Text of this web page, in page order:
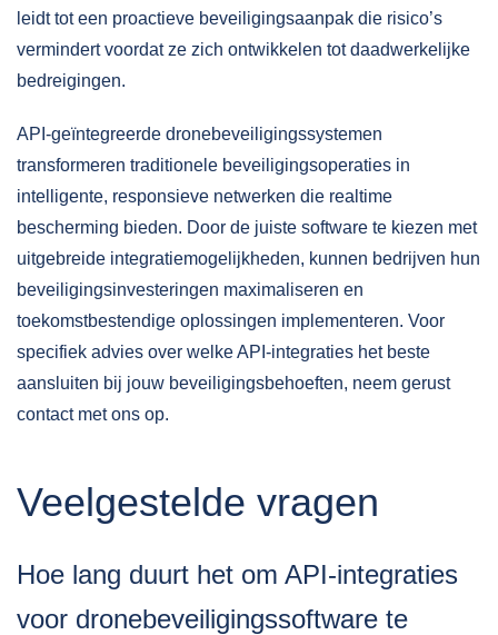
leidt tot een proactieve beveiligingsaanpak die risico’s
vermindert voordat ze zich ontwikkelen tot daadwerkelijke
bedreigingen.
API-geïntegreerde dronebeveiligingssystemen
transformeren traditionele beveiligingsoperaties in
intelligente, responsieve netwerken die realtime
bescherming bieden. Door de juiste software te kiezen met
uitgebreide integratiemogelijkheden, kunnen bedrijven hun
beveiligingsinvesteringen maximaliseren en
toekomstbestendige oplossingen implementeren. Voor
specifiek advies over welke API-integraties het beste
aansluiten bij jouw beveiligingsbehoeften, neem gerust
contactmet ons op.
Veelgestelde vragen
Hoe lang duurt het om API-integraties
voor dronebeveiligingssoftware te